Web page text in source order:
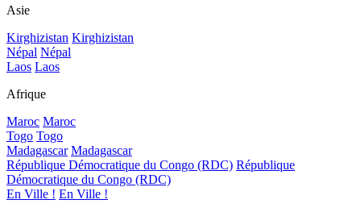
Asie
Kirghizistan Kirghizistan
Népal Népal
Laos Laos
Afrique
Maroc Maroc
Togo Togo
Madagascar Madagascar
République Démocratique du Congo (RDC) République
Démocratique du Congo (RDC)
En Ville ! En Ville !